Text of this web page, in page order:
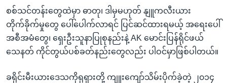
စစ်သင်တန်းတွေထဲမှာ ဓာတု၊ ဒါမှမဟုတ် နျူကလီးယား
တိုက်ခိုက်မှုတွေ ပေါ်ပေါက်လာရင် ပြင်ဆင်ထားရမယ့် အရေးပေါ်
အစီအမံတွေ၊ ရှေးဦးသူနာပြုစုနည်းနဲ့ AK မောင်းပြန်ရိုင်ဖယ်
သေနတ် ကိုင်တွယ်ပစ်ခတ်နည်းတွေလည်း ပါဝင်မှာဖြစ်ပါတယ်။
ခရိုင်းမီးယားဒေသကိုရုရှားတို့ ကျူးကျော်သိမ်းပိုက်ခဲ့တဲ့ ၂၀၁၄